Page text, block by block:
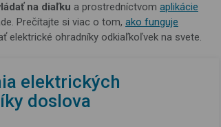
na diaľku a prostredníctvom aplikácie
Prečítajte si viac o tom, ako funguje
elektrické ohradníky odkiaľkoľvek na svete.
elektrických
doslova